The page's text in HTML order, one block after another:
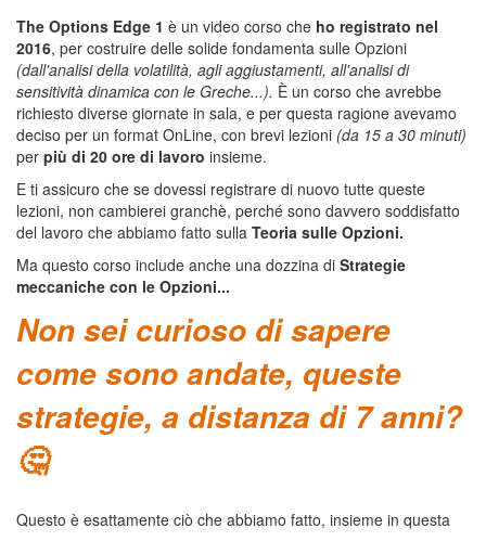
The Options Edge 1 è un video corso che ho registrato nel
2016, per costruire delle solide fondamenta sulle Opzioni
(dall'analisi della volatilità, agli aggiustamenti, all'analisi di
sensitività dinamica con le Greche...). È un corso che avrebbe
richiesto diverse giornate in sala, e per questa ragione avevamo
deciso per un format OnLine, con brevi lezioni (da 15 a 30 minuti)
per più di 20 ore di lavoro insieme.
E ti assicuro che se dovessi registrare di nuovo tutte queste
lezioni, non cambierei granchè, perché sono davvero soddisfatto
del lavoro che abbiamo fatto sulla Teoria sulle Opzioni.
Ma questo corso include anche una dozzina di Strategie
meccaniche con le Opzioni...
Non sei curioso di sapere
come sono andate, queste
strategie, a distanza di 7 anni?
🤔
Questo è esattamente ciò che abbiamo fatto, insieme in questa